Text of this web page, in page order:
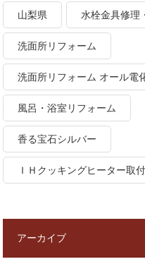
山梨県 水栓金具修理
洗面所リフォーム
洗面所リフォーム オール電
ム
風呂・浴室リフォーム
香る宝石シルバー
ＩＨクッキングヒーター取
アーカイブ